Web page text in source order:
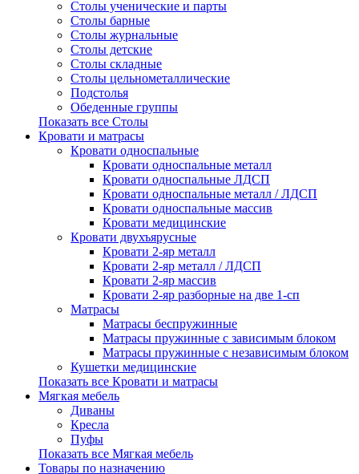
Столы ученические и парты
Столы барные
Столы журнальные
Столы детские
Столы складные
Столы цельнометаллические
Подстолья
Обеденные группы
Показать все Столы
Кровати и матрасы
Кровати односпальные
Кровати односпальные металл
Кровати односпальные ЛДСП
Кровати односпальные металл / ЛДСП
Кровати односпальные массив
Кровати медицинские
Кровати двухъярусные
Кровати 2-яр металл
Кровати 2-яр металл / ЛДСП
Кровати 2-яр массив
Кровати 2-яр разборные на две 1-сп
Матрасы
Матрасы беспружинные
Матрасы пружинные с зависимым блоком
Матрасы пружинные с независимым блоком
Кушетки медицинские
Показать все Кровати и матрасы
Мягкая мебель
Диваны
Кресла
Пуфы
Показать все Мягкая мебель
Товары по назначению